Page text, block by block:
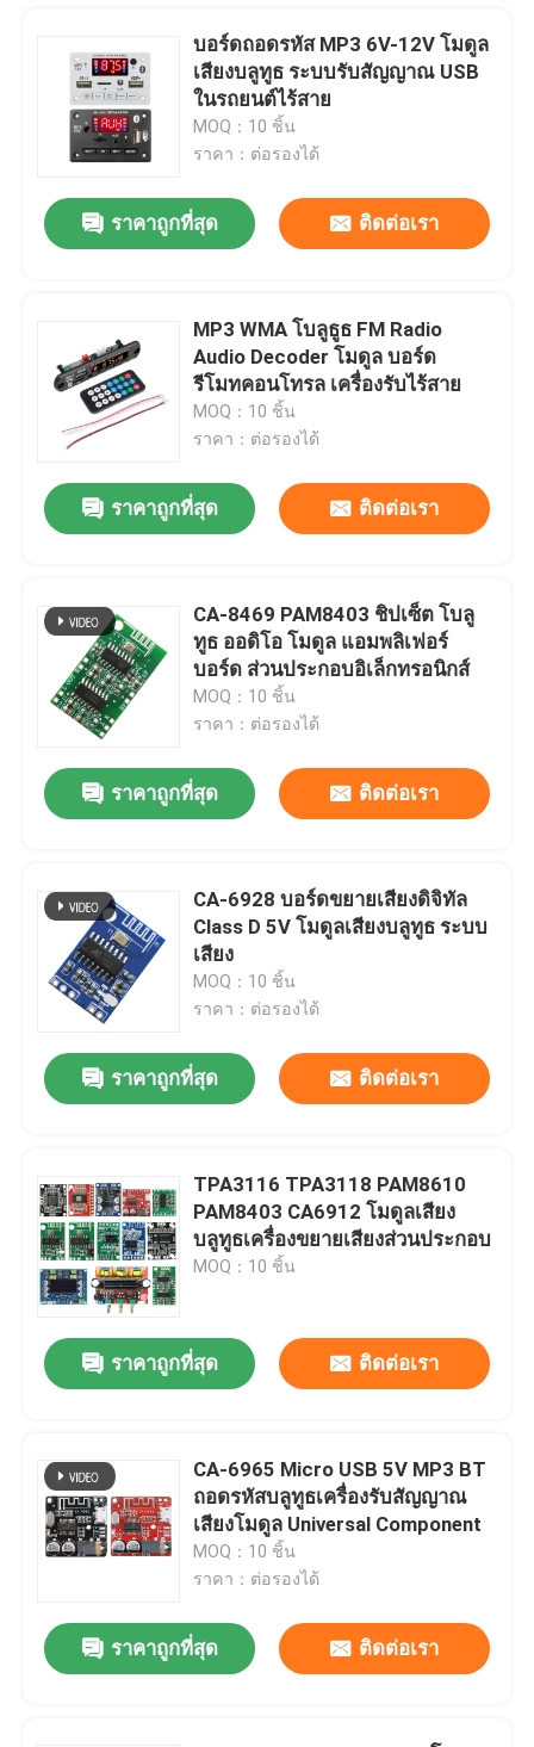
หน้าแรก
เกี่ยวกับเรา
ทัวร์โรงงาน
การควบคุมคุณภาพ
ติดต่อเรา
ข่าว
กรณี
โมดูลบอร์ดเครื่องขยายเสียง
โมดูลพาวเวอร์ซัพพลาย
โมดูลเสียงบลูทูธ
โฮมแอมป์
อะไหล่ LED TV
บอร์ดถอดรหัส MP3 6V-12V โมดูล
เสียงบลูทูธ ระบบรับสัญญาณ USB
ในรถยนต์ไร้สาย
MOQ：10 ชิ้น
ราคา：ต่อรองได้
ราคาถูกที่สุด ติดต่อเรา
MP3 WMA โบลูธูธ FM Radio
Audio Decoder โมดูล บอร์ด
รีโมทคอนโทรล เครื่องรับไร้สาย
MOQ：10 ชิ้น
ราคา：ต่อรองได้
ราคาถูกที่สุด ติดต่อเรา
CA-8469 PAM8403 ชิปเซ็ต โบลู
ทูธ ออดิโอ โมดูล แอมพลิเฟอร์
บอร์ด ส่วนประกอบอิเล็กทรอนิกส์
MOQ：10 ชิ้น
ราคา：ต่อรองได้
ราคาถูกที่สุด ติดต่อเรา
CA-6928 บอร์ดขยายเสียงดิจิทัล
Class D 5V โมดูลเสียงบลูทูธ ระบบ
เสียง
MOQ：10 ชิ้น
ราคา：ต่อรองได้
ราคาถูกที่สุด ติดต่อเรา
TPA3116 TPA3118 PAM8610
PAM8403 CA6912 โมดูลเสียง
บลูทูธเครื่องขยายเสียงส่วนประกอบ
MOQ：10 ชิ้น
ราคาถูกที่สุด ติดต่อเรา
CA-6965 Micro USB 5V MP3 BT
ถอดรหัสบลูทูธเครื่องรับสัญญาณ
เสียงโมดูล Universal Component
MOQ：10 ชิ้น
ราคา：ต่อรองได้
ราคาถูกที่สุด ติดต่อเรา